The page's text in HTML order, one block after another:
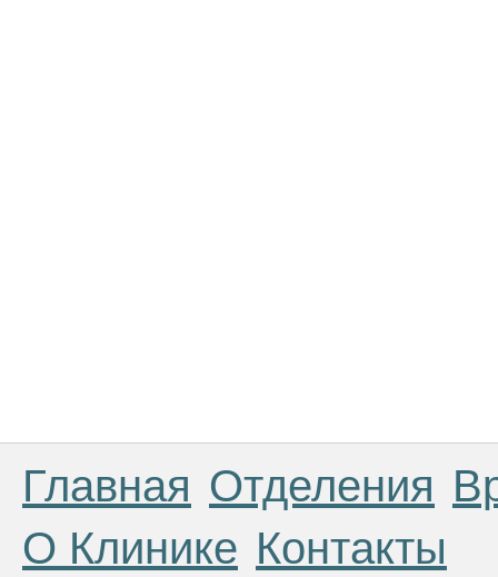
Главная Отделения
О Клинике Контакты